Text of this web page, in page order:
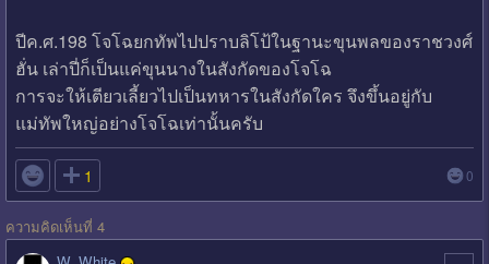
ปีค.ศ.198 โจโฉยกทัพไปปราบลิโป้ในฐานะขุนพลของราชวงศ์
ฮั่น เล่าปี่ก็เป็นแค่ขุนนางในสังกัดของโจโฉ
การจะให้เตียวเลี้ยวไปเป็นทหารในสังกัดใคร จึงขึ้นอยู่กับ
แม่ทัพใหญ่อย่างโจโฉเท่านั้นครับ
 1 0
ความคิดเห็นที่ 4